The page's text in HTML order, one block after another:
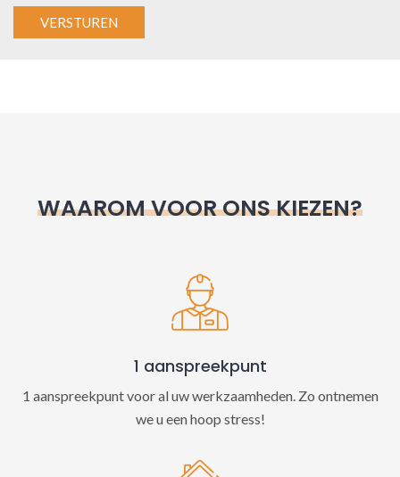
WAAROM VOOR ONS KIEZEN?
1 aanspreekpunt
1 aanspreekpunt voor al uw werkzaamheden. Zo ontnemen
we u een hoop stress!